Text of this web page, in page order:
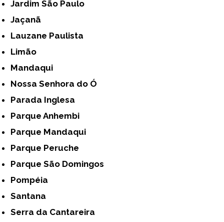
Jardim São Paulo
Jaçanã
Lauzane Paulista
Limão
Mandaqui
Nossa Senhora do Ó
Parada Inglesa
Parque Anhembi
Parque Mandaqui
Parque Peruche
Parque São Domingos
Pompéia
Santana
Serra da Cantareira